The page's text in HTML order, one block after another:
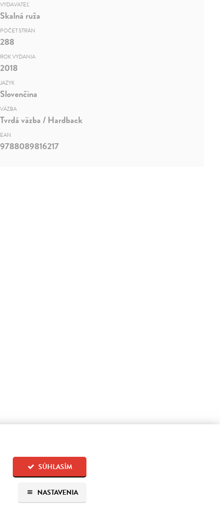
SÚHLASÍM
NASTAVENIA
VYDAVATEĽ
Skalná ruža
POČET STRÁN
288
ROK VYDANIA
2018
JAZYK
Slovenčina
VÄZBA
Tvrdá väzba / Hardback
EAN
9788089816217